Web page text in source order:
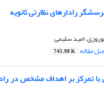
رادارهای نظارتی ثانویه
امید سلیمی
مقاله 745.98 K
تمرکز بر اهداف مشخص در